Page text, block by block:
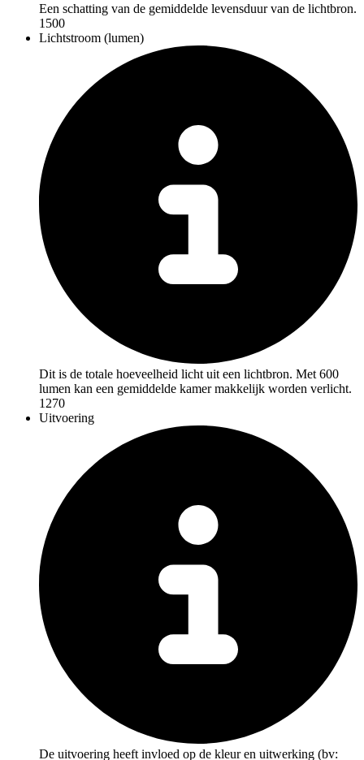
Een schatting van de gemiddelde levensduur van de lichtbron.
1500
Lichtstroom (lumen)
Dit is de totale hoeveelheid licht uit een lichtbron. Met 600
lumen kan een gemiddelde kamer makkelijk worden verlicht.
1270
Uitvoering
De uitvoering heeft invloed op de kleur en uitwerking (bv: